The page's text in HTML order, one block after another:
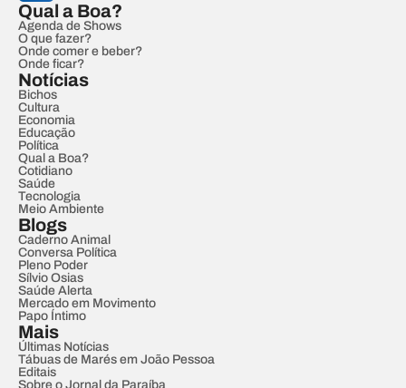
Qual a Boa?
Agenda de Shows
O que fazer?
Onde comer e beber?
Onde ficar?
Notícias
Bichos
Cultura
Economia
Educação
Política
Qual a Boa?
Cotidiano
Saúde
Tecnologia
Meio Ambiente
Blogs
Caderno Animal
Conversa Política
Pleno Poder
Sílvio Osias
Saúde Alerta
Mercado em Movimento
Papo Íntimo
Mais
Últimas Notícias
Tábuas de Marés em João Pessoa
Editais
Sobre o Jornal da Paraíba